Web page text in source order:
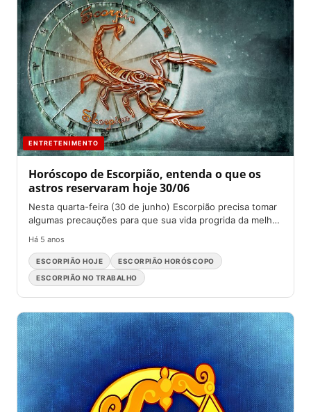
ENTRETENIMENTO
Horóscopo de Escorpião, entenda o que os
astros reservaram hoje 30/06
Nesta quarta-feira (30 de junho) Escorpião precisa tomar
algumas precauções para que sua vida progrida da melhor
Há 5 anos
ESCORPIÃO HOJE
ESCORPIÃO HORÓSCOPO
ESCORPIÃO NO TRABALHO